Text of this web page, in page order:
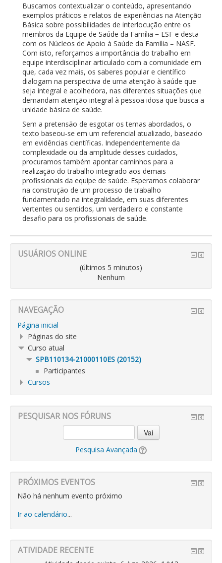
Buscamos contextualizar o conteúdo, apresentando
exemplos práticos e relatos de experiências na Atenção
Básica sobre possibilidades de interlocução entre os
membros da Equipe de Saúde da Família − ESF e desta
com os Núcleos de Apoio à Saúde da Família – NASF.
Com isto, reforçamos a importância do trabalho em
equipe interdisciplinar articulado com a comunidade em
que, cada vez mais, os saberes popular e científico
dialogam na perspectiva de uma atenção à saúde que
seja integral e acolhedora, nas diferentes situações que
demandam atenção integral à pessoa idosa que busca a
unidade básica de saúde.
Sem a pretensão de esgotar os temas abordados, o
texto baseou-se em um referencial atualizado, baseado
em evidências científicas. Independentemente da
complexidade ou da amplitude desses cuidados,
procuramos também apontar caminhos para a
realização do trabalho integrado aos demais
profissionais da equipe de saúde. Esperamos colaborar
na construção de um processo de trabalho
fundamentado na integralidade, em suas diferentes
vertentes ou sentidos, um verdadeiro e constante
desafio para os profissionais de saúde.
USUÁRIOS ONLINE
(últimos 5 minutos)
Nenhum
NAVEGAÇÃO
Página inicial
Páginas do site
Curso atual
SPB110134-21000110ES (20152)
Participantes
Cursos
PESQUISAR NOS FÓRUNS
Vai
Pesquisa Avançada
PRÓXIMOS EVENTOS
Não há nenhum evento próximo
Ir ao calendário...
ATIVIDADE RECENTE